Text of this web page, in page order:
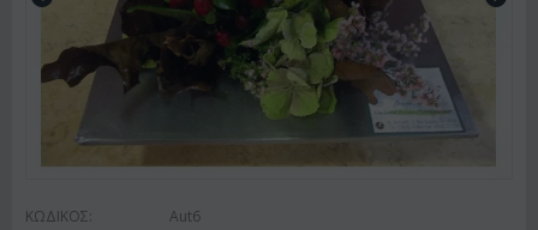
ΚΩΔΙΚΟΣ: Aut6